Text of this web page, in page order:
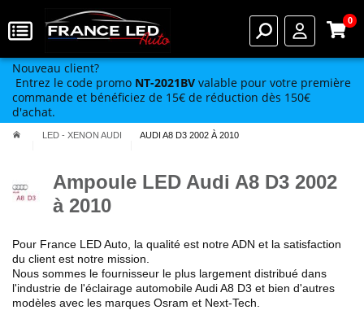
0
Nouveau client?
Entrez le code promo NT-2021BV valable pour votre première
commande et bénéficiez de 15€ de réduction dès 150€
d'achat.
LED - XENON AUDI AUDI A8 D3 2002 À 2010
Ampoule LED Audi A8 D3 2002
à 2010
Pour France LED Auto, la qualité est notre ADN et la satisfaction
du client est notre mission.
Nous sommes le fournisseur le plus largement distribué dans
l'industrie de l'éclairage automobile Audi A8 D3 et bien d'autres
modèles avec les marques Osram et Next-Tech.